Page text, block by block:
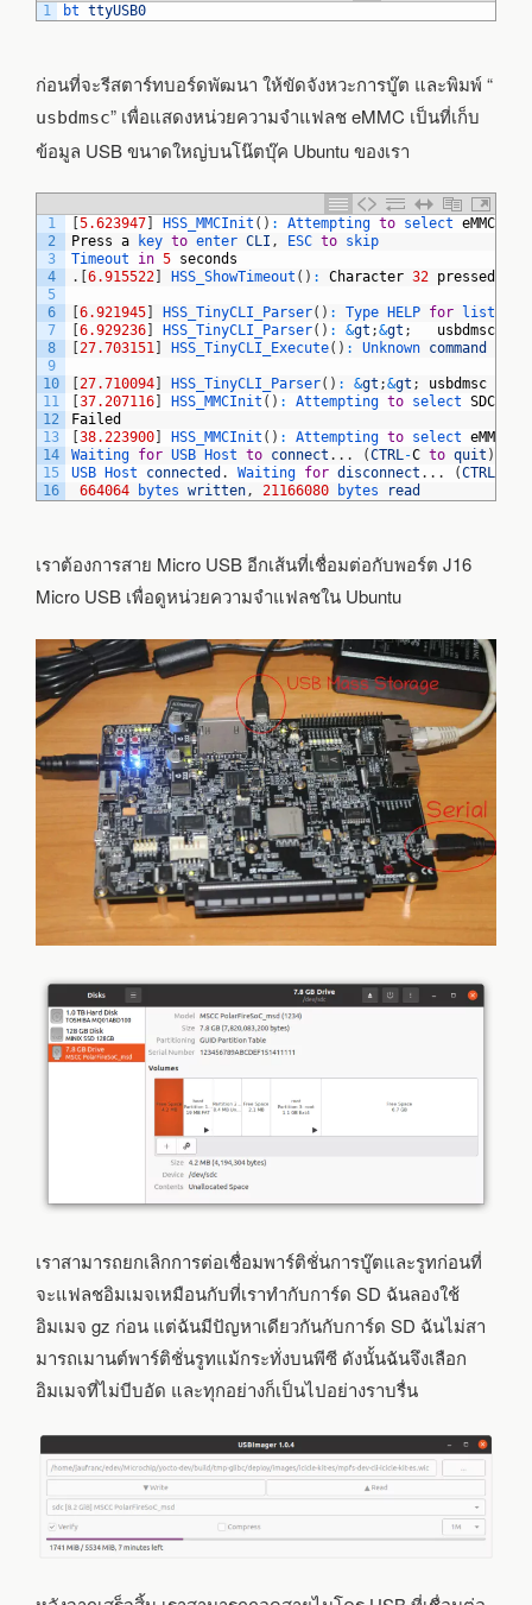
1 bt ttyUSB0
ก่อนที่จะรีสตาร์ทบอร์ดพัฒนา ให้ขัดจังหวะการบู๊ต และพิมพ์ “
usbdmsc” เพื่อแสดงหน่วยความจำแฟลช eMMC เป็นที่เก็บ
ข้อมูล USB ขนาดใหญ่บนโน๊ตบุ๊ค Ubuntu ของเรา
1
2
3
4
5
6
7
8
9
10
11
12
13
14
15
16
5.623947 HSS_MMCInit ( ) : Attempting to select eMMC
Press a key to enter CLI , ESC to skip
Timeout in 5 seconds
.
6.915522 HSS_ShowTimeout ( ) : Character 32 pressed
6.921945 HSS_TinyCLI_Parser( ) : Type HELP for list
6.929236 HSS_TinyCLI_Parser( ) : &gt ;&gt ;
usbdmsc
27.703151 HSS_TinyCLI_Execute( ) : Unknown command
27.710094 HSS_TinyCLI_Parser( ) : &gt ;&gt ;
usbdmsc
37.207116 HSS_MMCInit ( ) : Attempting to select SDCARD
Failed
38.223900 HSS_MMCInit ( ) : Attempting to select eMMC
Waiting for USB Host to connect . . . (CTRL-C to quit )
USB
Host connected . Waiting for disconnect . . . (CTRL
664064
bytes written, 21166080 bytes read
เราต้องการสาย Micro USB อีกเส้นที่เชื่อมต่อกับพอร์ต J16
Micro USB เพื่อดูหน่วยความจำแฟลชใน Ubuntu
เราสามารถยกเลิกการต่อเชื่อมพาร์ติชั่นการบู๊ตและรูทก่อนที่
จะแฟลชอิมเมจเหมือนกับที่เราทำกับการ์ด SD ฉันลองใช้
อิมเมจ gz ก่อน แต่ฉันมีปัญหาเดียวกันกับการ์ด SD ฉันไม่สา
มารถเมานต์พาร์ติชั่นรูทแม้กระทั่งบนพีซี ดังนั้นฉันจึงเลือก
อิมเมจที่ไม่บีบอัด และทุกอย่างก็เป็นไปอย่างราบรื่น